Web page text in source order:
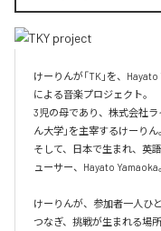
けーりんが「TK」を、
による音楽プロジェクト。
3児の母であり、株式会社
ん大学」を主宰するけーりん
そして、日本で生まれ、英
ューサー、Hayato Yamaoka
けーりんが、参加者一人ひ
つなぎ、挑戦が生まれる場